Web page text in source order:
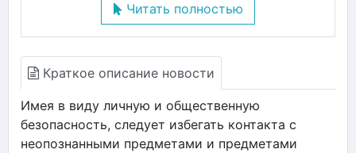
Читать полностью
Краткое описание новости
Имея в виду личную и общественную
безопасность, следует избегать контакта с
неопознанными предметами и предметами